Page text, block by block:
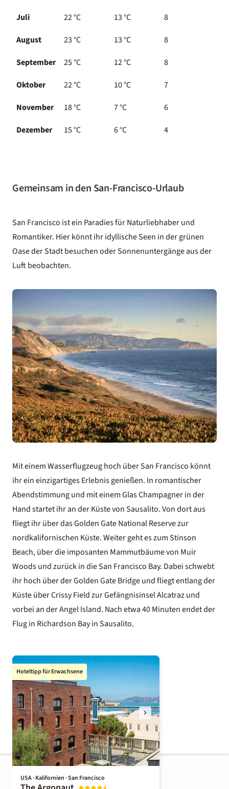
Juli
22°C 13°C 8
August
23°C 13°C 8
September
25°C 12°C 8
Oktober
22°C 10°C 7
November
18°C 7°C 6
Dezember
15°C 6°C 4
Gemeinsam in den San-Francisco-Urlaub
San Francisco ist ein Paradies für Naturliebhaber und
Romantiker. Hier könnt ihr idyllische Seen in der grünen
Oase der Stadt besuchen oder Sonnenuntergänge aus der
Luft beobachten.
Mit einem Wasserflugzeug hoch über San Francisco könnt
ihr ein einzigartiges Erlebnis genießen. In romantischer
Abendstimmung und mit einem Glas Champagner in der
Hand startet ihr an der Küste von Sausalito. Von dort aus
fliegt ihr über das Golden Gate National Reserve zur
nordkalifornischen Küste. Weiter geht es zum Stinson
Beach, über die imposanten Mammutbäume von Muir
Woods und zurück in die San Francisco Bay. Dabei schwebt
ihr hoch über der Golden Gate Bridge und fliegt entlang der
Küste über Crissy Field zur Gefängnisinsel Alcatraz und
vorbei an der Angel Island. Nach etwa 40 Minuten endet der
Flug in Richardson Bay in Sausalito.
Hoteltipp für Erwachsene
USA · Kalifornien · San Francisco